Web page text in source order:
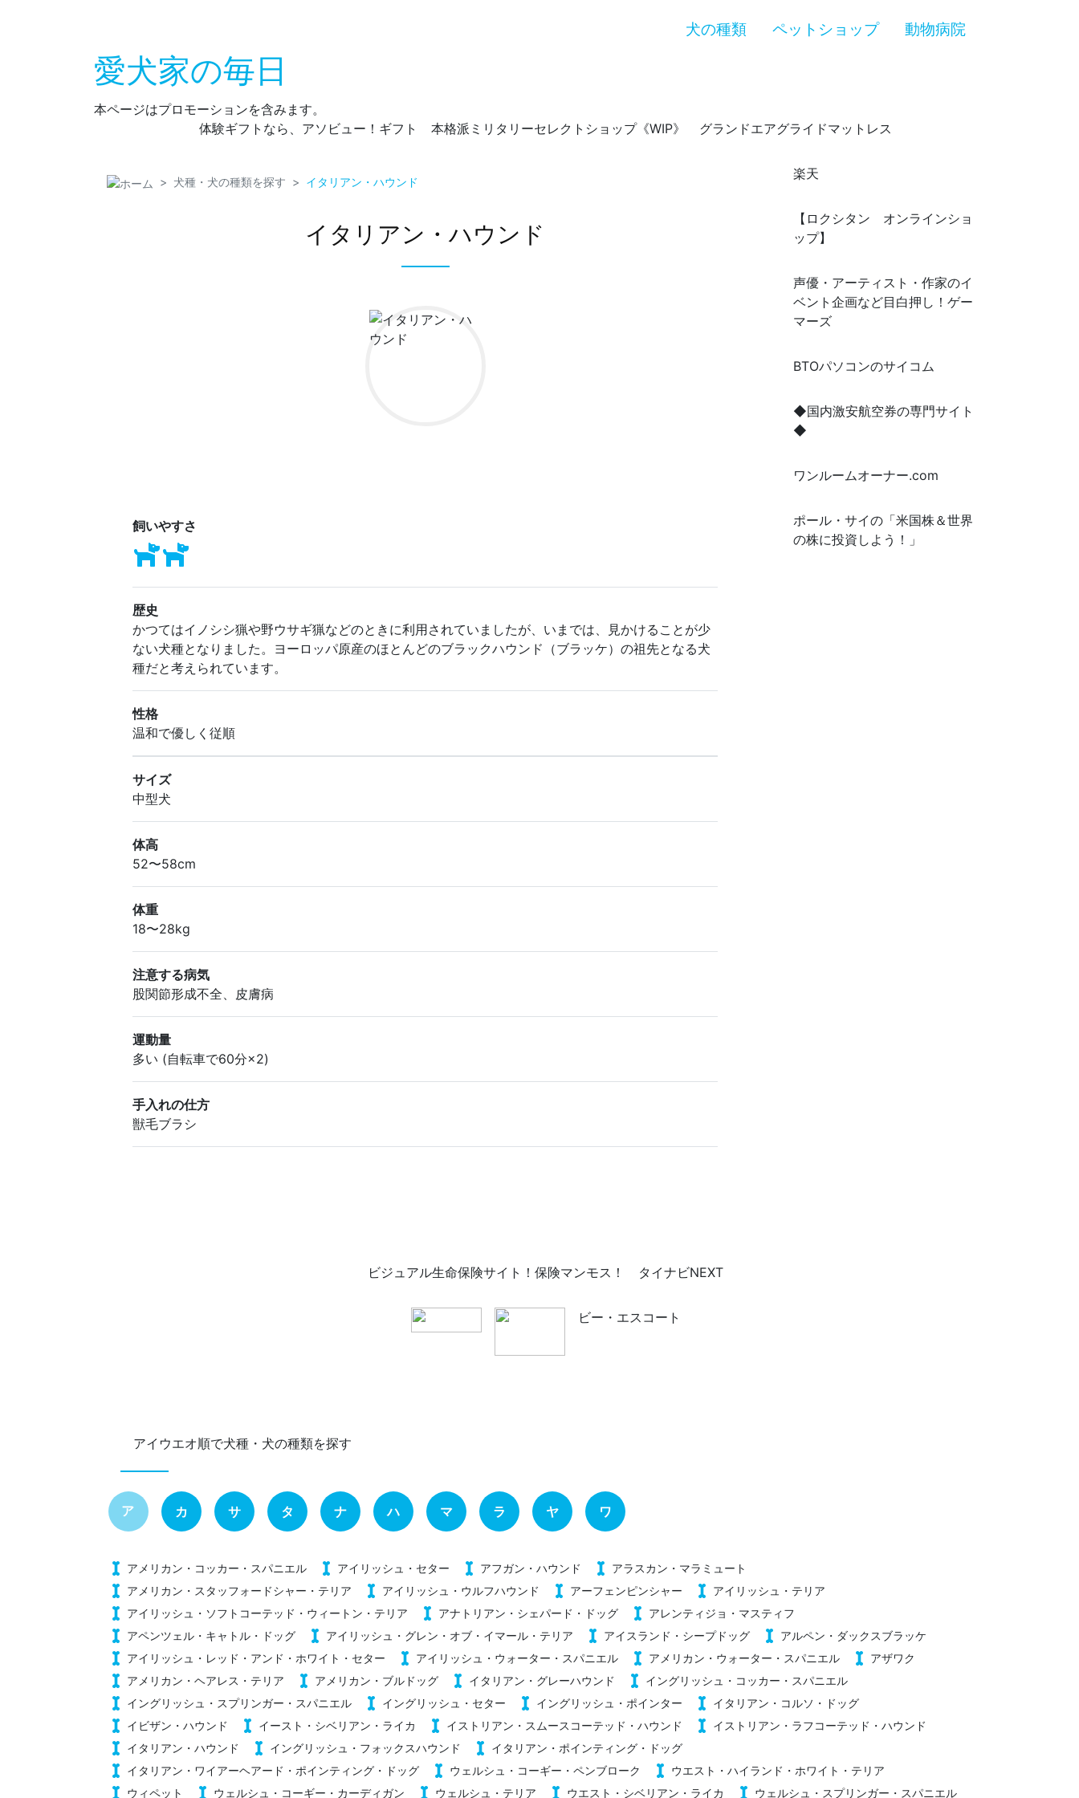
愛犬家の毎日
犬の種類 ペットショップ 動物病院
本ページはプロモーションを含みます。
体験ギフトなら、アソビュー！ギフト
本格派ミリタリーセレクトショップ《WIP》 グランドエアグライドマットレス
犬種・犬の種類を探す イタリアン・ハウンド
イタリアン・ハウンド
飼いやすさ
歴史
かつてはイノシシ猟や野ウサギ猟などのときに利用されていましたが、いまでは、見かけることが少
ない犬種となりました。ヨーロッパ原産のほとんどのブラックハウンド（ブラッケ）の祖先となる犬
種だと考えられています。
性格
温和で優しく従順
サイズ
中型犬
体高
52〜58cm
体重
18〜28kg
注意する病気
股関節形成不全、皮膚病
運動量
多い (自転車で60分×2)
手入れの仕方
獣毛ブラシ
楽天
【ロクシタン オンラインショ
ップ】
声優・アーティスト・作家のイ
ベント企画など目白押し！ゲー
マーズ
BTOパソコンのサイコム
◆国内激安航空券の専門サイト
◆
ワンルームオーナー.com
ポール・サイの「米国株＆世界
の株に投資しよう！」
ビジュアル生命保険サイト！保険マンモス！ タイナビNEXT
ビー・エスコート
アイウエオ順で犬種・犬の種類を探す
ア カ サ タ ナ ハ マ ラ ヤ ワ
アメリカン・コッカー・スパニエル アイリッシュ・セター アフガン・ハウンド
アラスカン・マラミュート
アメリカン・スタッフォードシャー・テリア
アイリッシュ・ウルフハウンド アーフェンピンシャー
アイリッシュ・テリア
アイリッシュ・ソフトコーテッド・ウィートン・テリア
アナトリアン・シェパード・ドッグ
アレンティジョ・マスティフ
アペンツェル・キャトル・ドッグ
アイリッシュ・グレン・オブ・イマール・テリア アイスランド・シープドッグ
アルペン・ダックスブラッケ
アイリッシュ・レッド・アンド・ホワイト・セター
アイリッシュ・ウォーター・スパニエル アメリカン・ウォーター・スパニエル
アザワク
アメリカン・ヘアレス・テリア
アメリカン・ブルドッグ イタリアン・グレーハウンド
イングリッシュ・コッカー・スパニエル
イングリッシュ・スプリンガー・スパニエル
イングリッシュ・セター イングリッシュ・ポインター
イタリアン・コルソ・ドッグ
イビザン・ハウンド
イースト・シベリアン・ライカ イストリアン・スムースコーテッド・ハウンド
イストリアン・ラフコーテッド・ハウンド
イタリアン・ハウンド
イングリッシュ・フォックスハウンド
イタリアン・ポインティング・ドッグ
イタリアン・ワイアーヘアード・ポインティング・ドッグ
ウェルシュ・コーギー・ペンブローク
ウエスト・ハイランド・ホワイト・テリア
ウィペット
ウェルシュ・コーギー・カーディガン ウェルシュ・テリア ウエスト・シベリアン・ライカ ウェルシュ・スプリンガー・スパニエル